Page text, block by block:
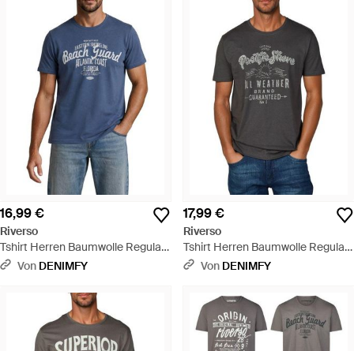
16,99 €
Riverso
Tshirt Herren Baumwolle Regular
Fit Rivleon - Blau
Von DENIMFY
17,99 €
Riverso
Tshirt Herren Baumwolle Regular
Fit Rivleon - Grau
Von DENIMFY